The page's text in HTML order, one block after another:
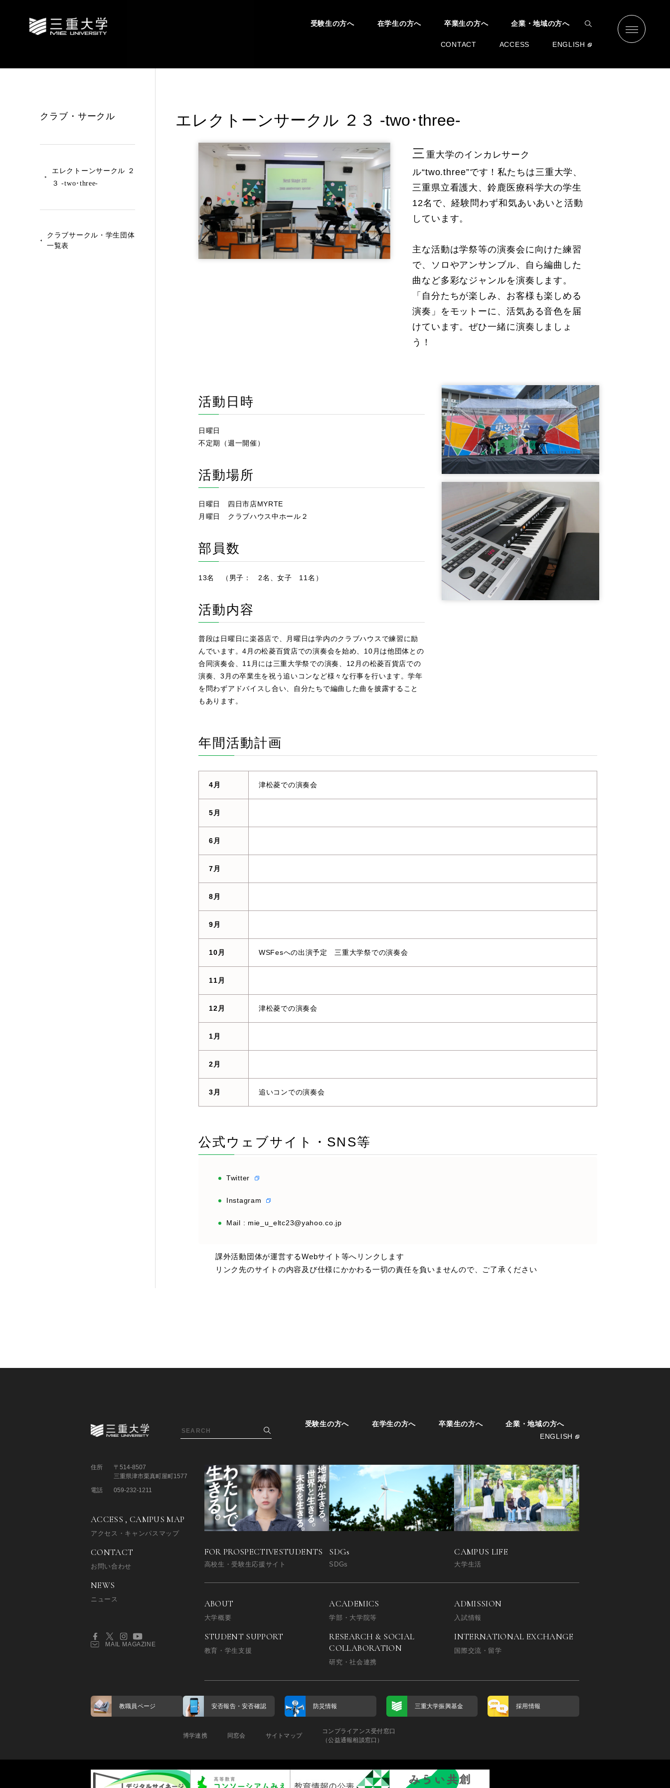
受験生の方へ 在学生の方へ 卒業生の方へ 企業・地域の方へ
CONTACT ACCESS ENGLISH
エレクトーンサークル ２３ -two･three-
三 重大学のインカレサーク
ル“two.three”です！私たちは三重大学、
三重県立看護大、鈴鹿医療科学大の学生
12名で、経験問わず和気あいあいと活動
しています。
主な活動は学祭等の演奏会に向けた練習
で、ソロやアンサンブル、自ら編曲した
曲など多彩なジャンルを演奏します。
「自分たちが楽しみ、お客様も楽しめる
演奏」をモットーに、活気ある音色を届
けています。ぜひ一緒に演奏しましょ
う！
活動日時
日曜日
不定期（週一開催）
活動場所
日曜日 四日市店MYRTE
月曜日 クラブハウス中ホール２
部員数
13名 （男子： 2名、女子 11名）
活動内容
普段は日曜日に楽器店で、月曜日は学内のクラブハウスで練習に励
んでいます。4月の松菱百貨店での演奏会を始め、10月は他団体との
合同演奏会、11月には三重大学祭での演奏、12月の松菱百貨店での
演奏、3月の卒業生を祝う追いコンなど様々な行事を行います。学年
を問わずアドバイスし合い、自分たちで編曲した曲を披露すること
もあります。
年間活動計画
4月 津松菱での演奏会
5月
6月
7月
8月
9月
10月 WSFesへの出演予定 三重大学祭での演奏会
11月
12月 津松菱での演奏会
1月
2月
3月 追いコンでの演奏会
公式ウェブサイト・SNS等
Twitter
Instagram
Mail : mie_u_eltc23@yahoo.co.jp
課外活動団体が運営するWebサイト等へリンクします
リンク先のサイトの内容及び仕様にかかわる一切の責任を負いませんので、ご了承ください
クラブ・サークル
エレクトーンサークル ２
３ -two･three-
クラブサークル・学生団体
一覧表
受験生の方へ 在学生の方へ 卒業生の方へ
企業・地域の方へ
ENGLISH
FOR PROSPECTIVESTUDENTS
高校生・受験生応援サイト
SDGs
SDGs
CAMPUS LIFE
大学生活
ABOUT
大学概要
ACADEMICS
学部・大学院等
ADMISSION
入試情報
STUDENT SUPPORT
教育・学生支援
RESEARCH & SOCIAL
COLLABORATION
研究・社会連携
INTERNATIONAL EXCHANGE
国際交流・留学
住所
〒514-8507
三重県津市栗真町屋町1577
電話
059-232-1211
ACCESS , CAMPUS MAP
アクセス・キャンパスマップ
CONTACT
お問い合わせ
NEWS
ニュース
MAIL MAGAZINE
教職員ページ 安否報告・安否確認 防災情報 三重大学振興基金 採用情報
博学連携 同窓会 サイトマップ
コンプライアンス受付窓口
（公益通報相談窓口）